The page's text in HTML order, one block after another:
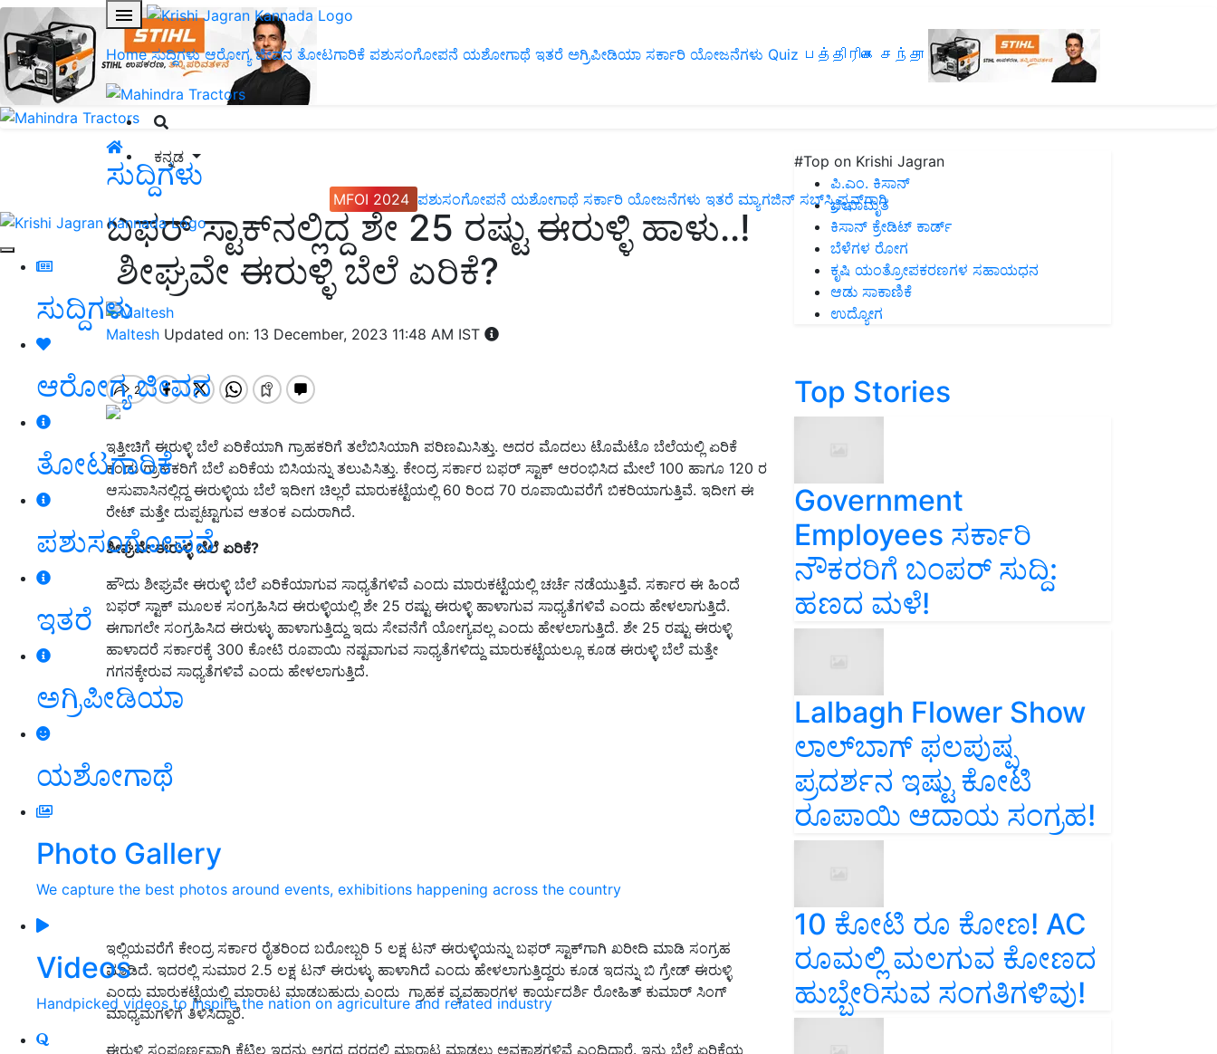
Home ಸುದ್ದಿಗಳು ಆರೋಗ್ಯ ಜೀವನ ತೋಟಗಾರಿಕೆ ಪಶುಸಂಗೋಪನೆ ಯಶೋಗಾಥೆ ಇತರೆ ಅಗ್ರಿಪೀಡಿಯಾ ಸರ್ಕಾರಿ ಯೋಜನೆಗಳು Quiz பத்திரிகை சந்தா
ಕನ್ನಡ
MFOI 2024 ಪಶುಸಂಗೋಪನೆ ಯಶೋಗಾಥೆ ಸರ್ಕಾರಿ ಯೋಜನೆಗಳು ಇತರೆ ಮ್ಯಾಗಜಿನ್‌ ಸಬ್‌ಸ್ಕ್ರಿಪ್ಷನ್‌ಗಾಗಿ
ಸುದ್ದಿಗಳು
ಆರೋಗ್ಯ ಜೀವನ
ತೋಟಗಾರಿಕೆ
ಪಶುಸಂಗೋಪನೆ
ಇತರೆ
ಅಗ್ರಿಪೀಡಿಯಾ
ಯಶೋಗಾಥೆ
Photo Gallery
We capture the best photos around events, exhibitions happening across the country
Videos
Handpicked videos to inspire the nation on agriculture and related industry
ಸುದ್ದಿಗಳು
ಬಫರ್‌ ಸ್ಟಾಕ್‌ನಲ್ಲಿದ್ದ ಶೇ 25 ರಷ್ಟು ಈರುಳ್ಳಿ ಹಾಳು..!
ಶೀಘ್ರವೇ ಈರುಳ್ಳಿ ಬೆಲೆ ಏರಿಕೆ?
Maltesh Updated on: 13 December, 2023 11:48 AM IST
ಇತ್ತೀಚಿಗೆ ಈರುಳ್ಳಿ ಬೆಲೆ ಏರಿಕೆಯಾಗಿ ಗ್ರಾಹಕರಿಗೆ ತಲೆಬಿಸಿಯಾಗಿ ಪರಿಣಮಿಸಿತ್ತು. ಅದರ ಮೊದಲು ಟೊಮೆಟೊ ಬೆಲೆಯಲ್ಲಿ ಏರಿಕೆ
ಕಂಡು ಗ್ರಾಹಕರಿಗೆ ಬೆಲೆ ಏರಿಕೆಯ ಬಿಸಿಯನ್ನು ತಲುಪಿಸಿತ್ತು. ಕೇಂದ್ರ ಸರ್ಕಾರ ಬಫರ್‌ ಸ್ಟಾಕ್‌ ಆರಂಭಿಸಿದ ಮೇಲೆ 100 ಹಾಗೂ 120 ರ
ಆಸುಪಾಸಿನಲ್ಲಿದ್ದ ಈರುಳ್ಳಿಯ ಬೆಲೆ ಇದೀಗ ಚಿಲ್ಲರೆ ಮಾರುಕಟ್ಟೆಯಲ್ಲಿ 60 ರಿಂದ 70 ರೂಪಾಯಿವರೆಗೆ ಬಿಕರಿಯಾಗುತ್ತಿವೆ. ಇದೀಗ ಈ
ರೇಟ್‌ ಮತ್ತೇ ದುಪ್ಪಟ್ಟಾಗುವ ಆತಂಕ ಎದುರಾಗಿದೆ.
ಶೀಘ್ರವೇ ಈರುಳ್ಳಿ ಬೆಲೆ ಏರಿಕೆ?
ಹೌದು ಶೀಘ್ರವೇ ಈರುಳ್ಳಿ ಬೆಲೆ ಏರಿಕೆಯಾಗುವ ಸಾಧ್ಯತೆಗಳಿವೆ ಎಂದು ಮಾರುಕಟ್ಟೆಯಲ್ಲಿ ಚರ್ಚೆ ನಡೆಯುತ್ತಿವೆ. ಸರ್ಕಾರ ಈ ಹಿಂದೆ
ಬಫರ್‌ ಸ್ಟಾಕ್‌ ಮೂಲಕ ಸಂಗ್ರಹಿಸಿದ ಈರುಳ್ಳಿಯಲ್ಲಿ ಶೇ 25 ರಷ್ಟು ಈರುಳ್ಳಿ ಹಾಳಾಗುವ ಸಾಧ್ಯತೆಗಳಿವೆ ಎಂದು ಹೇಳಲಾಗುತ್ತಿದೆ.
ಈಗಾಗಲೇ ಸಂಗ್ರಹಿಸಿದ ಈರುಳ್ಳು ಹಾಳಾಗುತ್ತಿದ್ದು ಇದು ಸೇವನೆಗೆ ಯೋಗ್ಯವಲ್ಲ ಎಂದು ಹೇಳಲಾಗುತ್ತಿದೆ. ಶೇ 25 ರಷ್ಟು ಈರುಳ್ಳಿ
ಹಾಳಾದರೆ ಸರ್ಕಾರಕ್ಕೆ 300 ಕೋಟಿ ರೂಪಾಯಿ ನಷ್ಟವಾಗುವ ಸಾಧ್ಯತೆಗಳಿದ್ದು ಮಾರುಕಟ್ಟೆಯಲ್ಲೂ ಕೂಡ ಈರುಳ್ಳಿ ಬೆಲೆ ಮತ್ತೇ
ಗಗನಕ್ಕೇರುವ ಸಾಧ್ಯತೆಗಳಿವೆ ಎಂದು ಹೇಳಲಾಗುತ್ತಿದೆ.
ಇಲ್ಲಿಯವರೆಗೆ ಕೇಂದ್ರ ಸರ್ಕಾರ ರೈತರಿಂದ ಬರೋಬ್ಬರಿ 5 ಲಕ್ಷ ಟನ್‌ ಈರುಳ್ಳಿಯನ್ನು ಬಫರ್‌ ಸ್ಟಾಕ್‌ಗಾಗಿ ಖರೀದಿ ಮಾಡಿ ಸಂಗ್ರಹ
ಮಾಡಿದೆ. ಇದರಲ್ಲಿ ಸುಮಾರ 2.5 ಲಕ್ಷ ಟನ್‌ ಈರುಳ್ಳು ಹಾಳಾಗಿದೆ ಎಂದು ಹೇಳಲಾಗುತ್ತಿದ್ದರು ಕೂಡ ಇದನ್ನು ಬಿ ಗ್ರೇಡ್‌ ಈರುಳ್ಳಿ
ಎಂದು ಮಾರುಕಟ್ಟೆಯಲ್ಲಿ ಮಾರಾಟ ಮಾಡಬಹುದು ಎಂದು ಗ್ರಾಹಕ ವ್ಯವಹಾರಗಳ ಕಾರ್ಯದರ್ಶಿ ರೋಹಿತ್ ಕುಮಾರ್ ಸಿಂಗ್
ಮಾಧ್ಯಮಗಳಿಗೆ ತಿಳಿಸಿದ್ದಾರೆ.
ಈರುಳ್ಳಿ ಸಂಪೂರ್ಣವಾಗಿ ಕೆಟ್ಟಿಲ್ಲ ಇದನ್ನು ಅಗ್ಗದ ದರದಲ್ಲಿ ಮಾರಾಟ ಮಾಡಲು ಅವಕಾಶಗಳಿವೆ ಎಂದಿದ್ದಾರೆ. ಇನ್ನು ಬೆಲೆ ಏರಿಕೆಯ
#Top on Krishi Jagran
ಪಿ.ಎಂ. ಕಿಸಾನ್
ಜೀವಾಮೃತ
ಕಿಸಾನ್ ಕ್ರೇಡಿಟ್ ಕಾರ್ಡ್
ಬೆಳೆಗಳ ರೋಗ
ಕೃಷಿ ಯಂತ್ರೋಪಕರಣಗಳ ಸಹಾಯಧನ
ಆಡು ಸಾಕಾಣಿಕೆ
ಉದ್ಯೋಗ
Top Stories
Government
Employees ಸರ್ಕಾರಿ
ನೌಕರರಿಗೆ ಬಂಪರ್‌ ಸುದ್ದಿ:
ಹಣದ ಮಳೆ!
Lalbagh Flower Show
ಲಾಲ್‌ಬಾಗ್ ಫಲಪುಷ್ಪ
ಪ್ರದರ್ಶನ ಇಷ್ಟು ಕೋಟಿ
ರೂಪಾಯಿ ಆದಾಯ ಸಂಗ್ರಹ!
10 ಕೋಟಿ ರೂ ಕೋಣ! AC
ರೂಮಲ್ಲಿ ಮಲಗುವ ಕೋಣದ
ಹುಬ್ಬೇರಿಸುವ ಸಂಗತಿಗಳಿವು!